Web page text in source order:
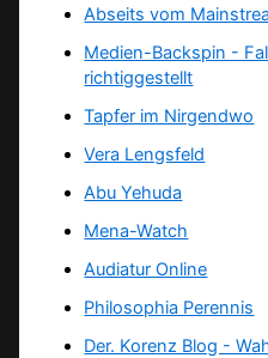
Abseits vom
Medien-Backspin -
richtiggestellt
Tapfer im Nirgendwo
Vera Lengsfeld
Abu Yehuda
Mena-Watch
Audiatur Online
Philosophia Perennis
Der. Korenz Blog -